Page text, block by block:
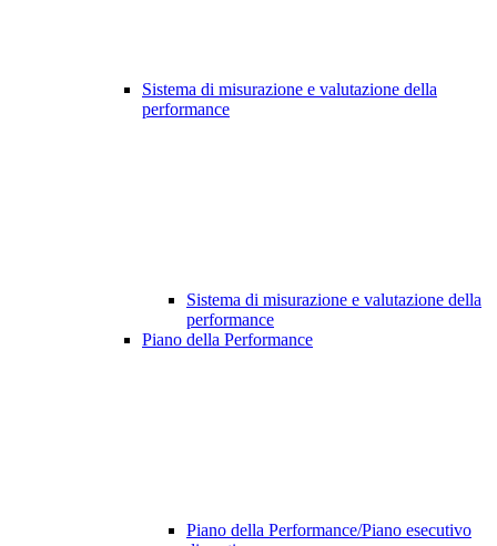
Sistema di misurazione e valutazione della
performance
Sistema di misurazione e valutazione della
performance
Piano della Performance
Piano della Performance/Piano esecutivo